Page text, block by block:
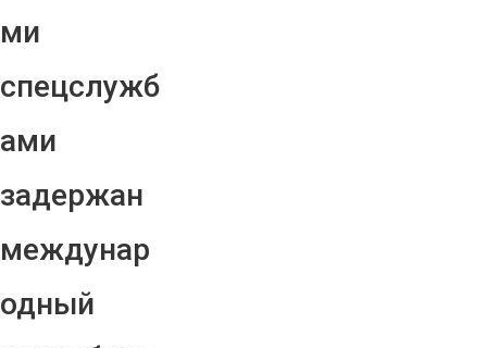
ми
спецслужб
ами
задержан
междунар
одный